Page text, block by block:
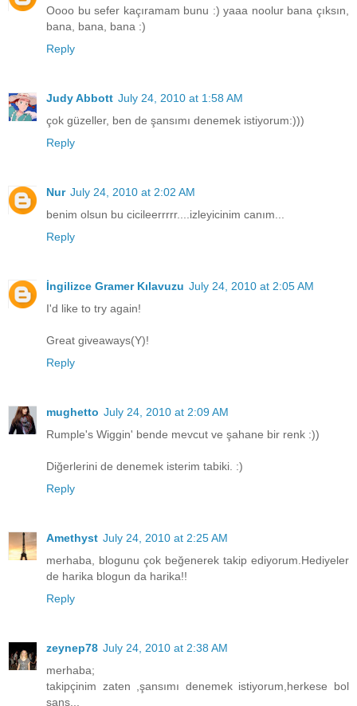
Oooo bu sefer kaçıramam bunu :) yaaa noolur bana çıksın,
bana, bana, bana :)
Reply
Judy Abbott July 24, 2010 at 1:58 AM
çok güzeller, ben de şansımı denemek istiyorum:)))
Reply
Nur July 24, 2010 at 2:02 AM
benim olsun bu cicileerrrrr....izleyicinim canım...
Reply
İngilizce Gramer Kılavuzu July 24, 2010 at 2:05 AM
I'd like to try again!
Great giveaways(Y)!
Reply
mughetto July 24, 2010 at 2:09 AM
Rumple's Wiggin' bende mevcut ve şahane bir renk :))
Diğerlerini de denemek isterim tabiki. :)
Reply
Amethyst July 24, 2010 at 2:25 AM
merhaba, blogunu çok beğenerek takip ediyorum.Hediyeler
de harika blogun da harika!!
Reply
zeynep78 July 24, 2010 at 2:38 AM
merhaba;
takipçinim zaten ,şansımı denemek istiyorum,herkese bol
şans...